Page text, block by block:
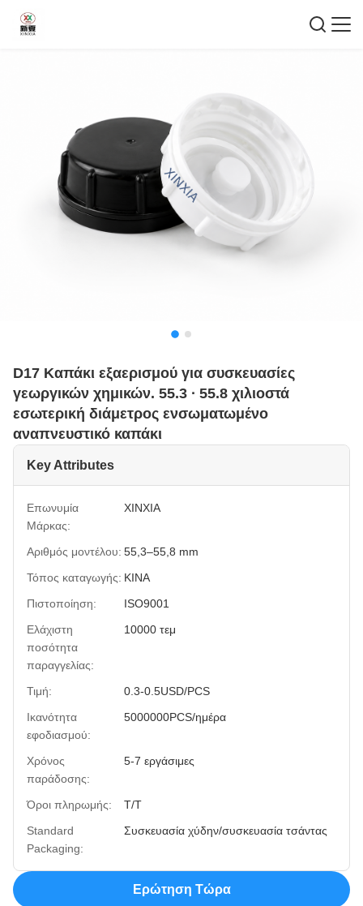
D17 Καπάκι εξαερισμού για συσκευασίες
γεωργικών χημικών. 55.3 ∙ 55.8 χιλιοστά
εσωτερική διάμετρος ενσωματωμένο
αναπνευστικό καπάκι
Key Attributes
Επωνυμία
Μάρκας:
XINXIA
Αριθμός μοντέλου: 55,3–55,8 mm
Τόπος καταγωγής: ΚΙΝΑ
Πιστοποίηση:
ISO9001
Ελάχιστη
ποσότητα
παραγγελίας:
10000 τεμ
Τιμή:
0.3-0.5USD/PCS
Ικανότητα
εφοδιασμού:
5000000PCS/ημέρα
Χρόνος
παράδοσης:
5-7 εργάσιμες
Όροι πληρωμής:
T/T
Standard
Packaging:
Συσκευασία χύδην/συσκευασία τσάντας
Ερώτηση Τώρα